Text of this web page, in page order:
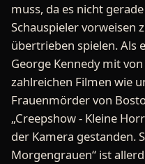
muss, da es nicht
Schauspieler vorweisen
übertrieben spielen. Als
George Kennedy mit
zahlreichen Filmen wie
Frauenmörder von
„Creepshow - Kleine
der Kamera gestanden.
Morgengrauen“ ist